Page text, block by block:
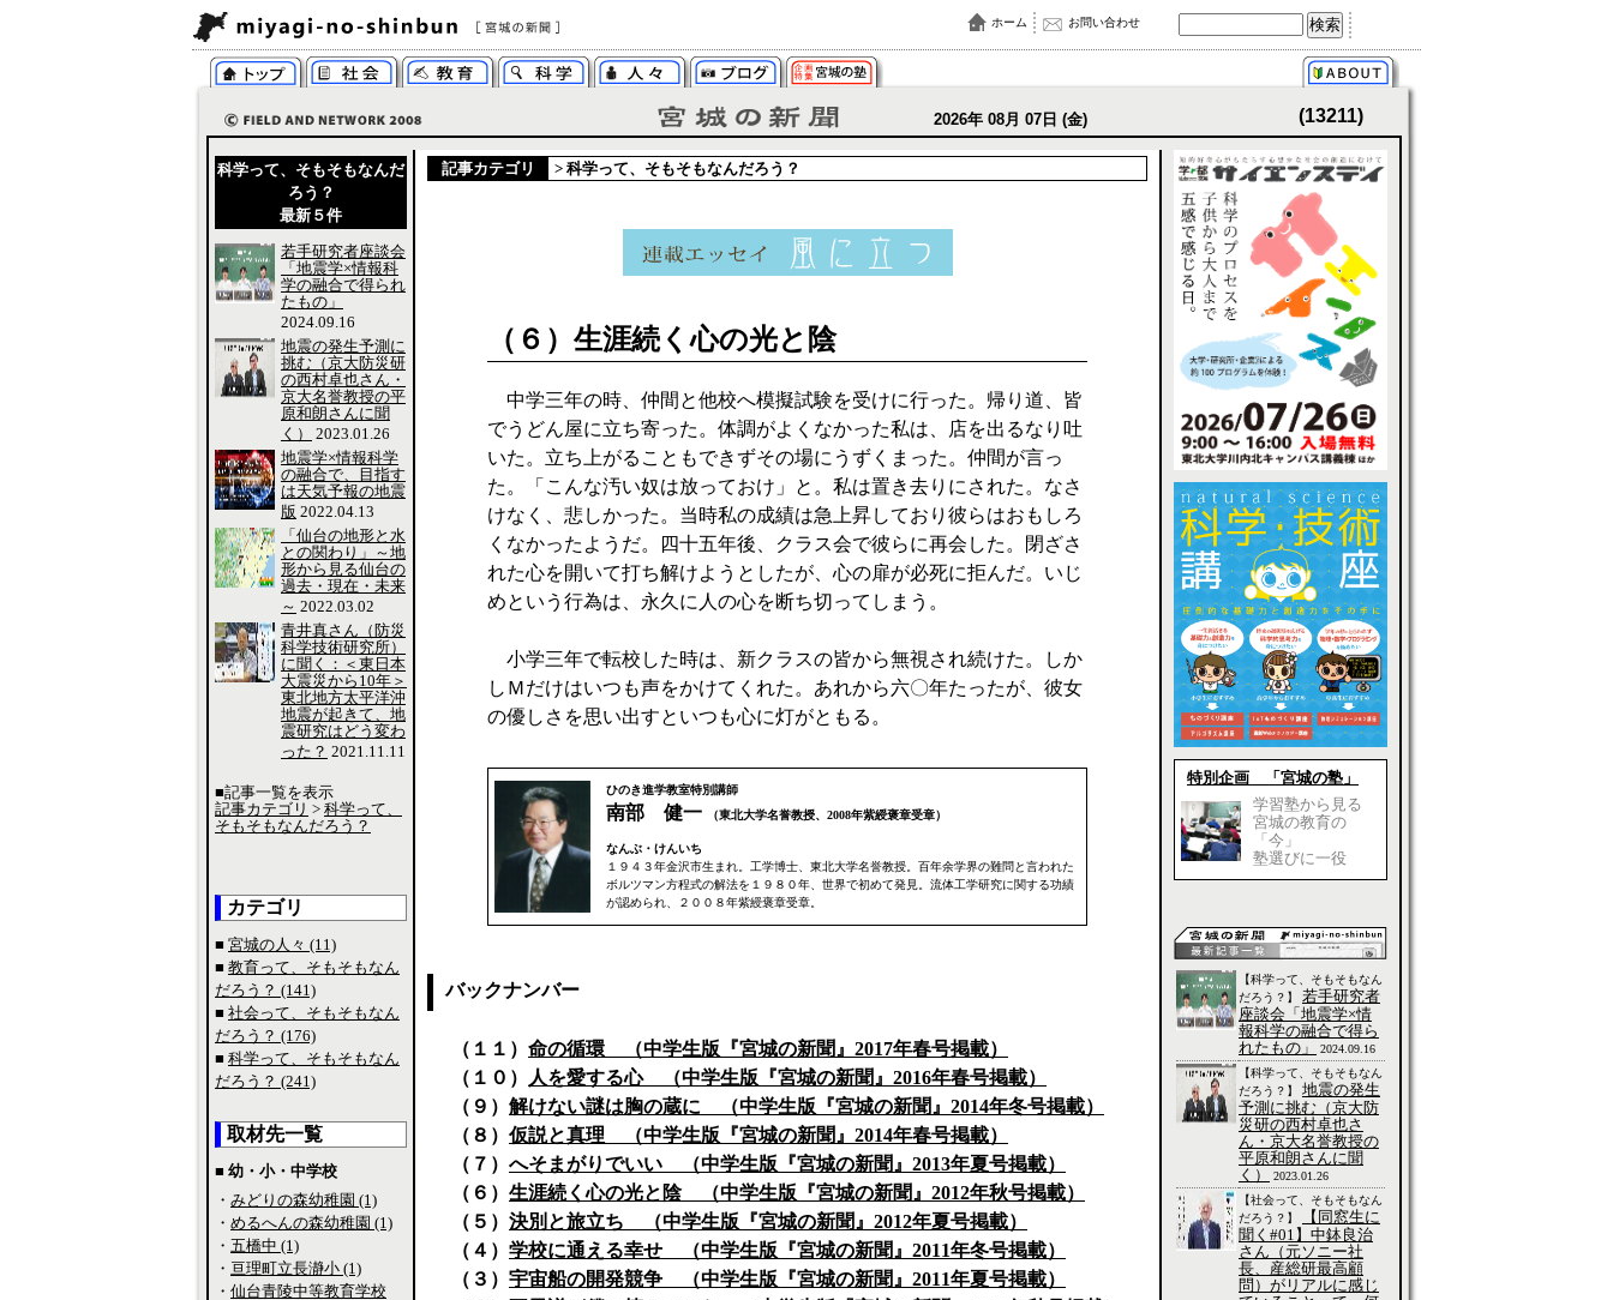
ホーム お問い合わせ
(13211)
2026年 08月 07日 (金)
記事カテゴリ > 科学って、そもそもなんだろう？
（６）生涯続く心の光と陰
中学三年の時、仲間と他校へ模擬試験を受けに行った。帰り道、皆
でうどん屋に立ち寄った。体調がよくなかった私は、店を出るなり吐
いた。立ち上がることもできずその場にうずくまった。仲間が言っ
た。「こんな汚い奴は放っておけ」と。私は置き去りにされた。なさ
けなく、悲しかった。当時私の成績は急上昇しており彼らはおもしろ
くなかったようだ。四十五年後、クラス会で彼らに再会した。閉ざさ
れた心を開いて打ち解けようとしたが、心の扉が必死に拒んだ。いじ
めという行為は、永久に人の心を断ち切ってしまう。
小学三年で転校した時は、新クラスの皆から無視され続けた。しか
しＭだけはいつも声をかけてくれた。あれから六〇年たったが、彼女
の優しさを思い出すといつも心に灯がともる。
ひのき進学教室特別講師
南部 健一 （東北大学名誉教授、2008年紫綬褒章受章）
なんぶ・けんいち
１９４３年金沢市生まれ。工学博士、東北大学名誉教授。百年余学界の難問と言われた
ボルツマン方程式の解法を１９８０年、世界で初めて発見。流体工学研究に関する功績
が認められ、２００８年紫綬褒章受章。
バックナンバー
（１１） 命の循環 （中学生版『宮城の新聞』2017年春号掲載）
（１０）
人を愛する心 （中学生版『宮城の新聞』2016年春号掲載）
（９） 解けない謎は胸の蔵に （中学生版『宮城の新聞』2014年冬号掲載）
（８） 仮説と真理 （中学生版『宮城の新聞』2014年春号掲載）
（７） へそまがりでいい （中学生版『宮城の新聞』2013年夏号掲載）
（６） 生涯続く心の光と陰 （中学生版『宮城の新聞』2012年秋号掲載）
（５） 決別と旅立ち （中学生版『宮城の新聞』2012年夏号掲載）
（４） 学校に通える幸せ （中学生版『宮城の新聞』2011年冬号掲載）
（３） 宇宙船の開発競争 （中学生版『宮城の新聞』2011年夏号掲載）
科学って、そもそもなんだ
ろう？
最新５件
若手研究者座談会
「地震学×情報科
学の融合で得られ
たもの」
2024.09.16
地震の発生予測に
挑む（京大防災研
の西村卓也さん・
京大名誉教授の平
原和朗さんに聞
く）
2023.01.26
地震学×情報科学
の融合で、目指す
は天気予報の地震
版 2022.04.13
「仙台の地形と水
との関わり」～地
形から見る仙台の
過去・現在・未来
～ 2022.03.02
青井真さん（防災
科学技術研究所）
に聞く：＜東日本
大震災から10年＞
東北地方太平洋沖
地震が起きて、地
震研究はどう変わ
った？ 2021.11.11
■記事一覧を表示
記事カテゴリ > 科学って、
そもそもなんだろう？
カテゴリ
■ 宮城の人々 (11)
■ 教育って、そもそもなん
だろう？ (141)
■ 社会って、そもそもなん
だろう？ (176)
■ 科学って、そもそもなん
だろう？ (241)
取材先一覧
■ 幼・小・中学校
・ みどりの森幼稚園 (1)
・ めるへんの森幼稚園 (1)
・ 五橋中 (1)
・ 亘理町立長瀞小 (1)
・ 仙台青陵中等教育学校
特別企画 「宮城の塾」
学習塾から見る
宮城の教育の
「今」
塾選びに一役
【科学って、そもそもなん
だろう？】 若手研究者
座談会「地震学×情
報科学の融合で得ら
れたもの」
2024.09.16
【科学って、そもそもなん
だろう？】 地震の発生
予測に挑む（京大防
災研の西村卓也さ
ん・京大名誉教授の
平原和朗さんに聞
く）
2023.01.26
【社会って、そもそもなん
だろう？】
【同窓生に
聞く#01】中鉢良治
さん（元ソニー社
長、産総研最高顧
問）がリアルに感じ